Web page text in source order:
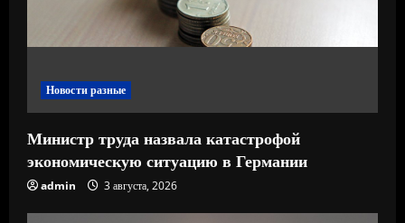
и
Новости разные
Министр труда назвала катастрофой
экономическую ситуацию в Германии
admin 3 августа, 2026